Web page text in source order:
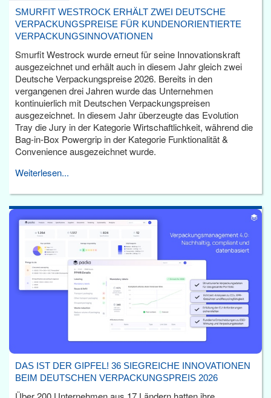
SMURFIT WESTROCK ERHÄLT ZWEI DEUTSCHE
VERPACKUNGSPREISE FÜR KUNDENORIENTIERTE
VERPACKUNGSINNOVATIONEN
Smurfit Westrock wurde erneut für seine Innovationskraft
ausgezeichnet und erhält auch in diesem Jahr gleich zwei
Deutsche Verpackungspreise 2026. Bereits in den
vergangenen drei Jahren wurde das Unternehmen
kontinuierlich mit Deutschen Verpackungspreisen
ausgezeichnet. In diesem Jahr überzeugte das Evolution
Tray die Jury in der Kategorie Wirtschaftlichkeit, während die
Bag-in-Box Powergrip in der Kategorie Funktionalität &
Convenience ausgezeichnet wurde.
Weiterlesen...
DAS IST DER GIPFEL! 36 SIEGREICHE INNOVATIONEN
BEIM DEUTSCHEN VERPACKUNGSPREIS 2026